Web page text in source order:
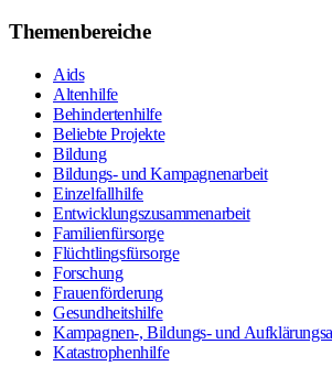
Themenbereiche
Aids
Altenhilfe
Behindertenhilfe
Beliebte Projekte
Bildung
Bildungs- und Kampagnenarbeit
Einzelfallhilfe
Entwicklungszusammenarbeit
Familienfürsorge
Flüchtlingsfürsorge
Forschung
Frauenförderung
Gesundheitshilfe
Kampagnen-, Bildungs- und
Katastrophenhilfe